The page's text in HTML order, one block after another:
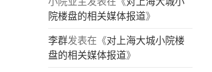
院楼盘的相关媒体报道》
李群发表在《对上海大城小院楼
盘的相关媒体报道》